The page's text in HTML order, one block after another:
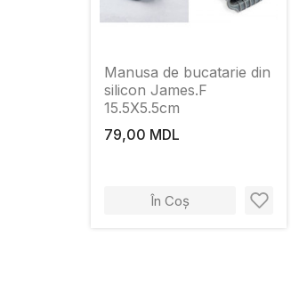
Manusa de bucatarie din
silicon James.F
15.5X5.5cm
79,00 MDL
În Coș